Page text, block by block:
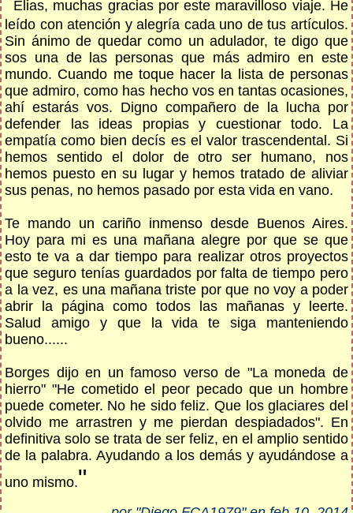
Elias, muchas gracias por este maravilloso viaje. He
leído con atención y alegría cada uno de tus artículos.
Sin ánimo de quedar como un adulador, te digo que
sos una de las personas que más admiro en este
mundo. Cuando me toque hacer la lista de personas
que admiro, como has hecho vos en tantas ocasiones,
ahí estarás vos. Digno compañero de la lucha por
defender las ideas propias y cuestionar todo. La
empatía como bien decís es el valor trascendental. Si
hemos sentido el dolor de otro ser humano, nos
hemos puesto en su lugar y hemos tratado de aliviar
sus penas, no hemos pasado por esta vida en vano.
Te mando un cariño inmenso desde Buenos Aires.
Hoy para mi es una mañana alegre por que se que
esto te va a dar tiempo para realizar otros proyectos
que seguro tenías guardados por falta de tiempo pero
a la vez, es una mañana triste por que no voy a poder
abrir la página como todos las mañanas y leerte.
Salud amigo y que la vida te siga manteniendo
bueno......
Borges dijo en un famoso verso de "La moneda de
hierro" "He cometido el peor pecado que un hombre
puede cometer. No he sido feliz. Que los glaciares del
olvido me arrastren y me pierdan despiadados". En
definitiva solo se trata de ser feliz, en el amplio sentido
de la palabra. Ayudando a los demás y ayudándose a
uno mismo."